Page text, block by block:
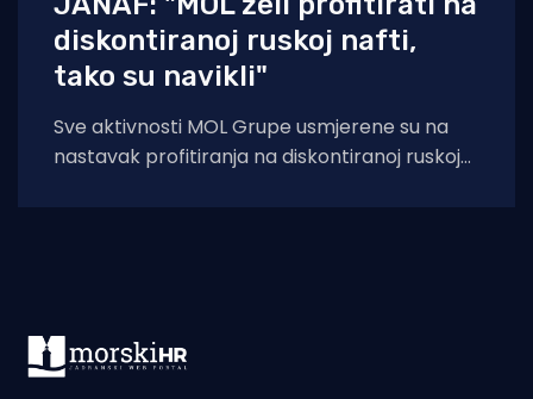
diskontiranoj ruskoj nafti,
tako su navikli"
Sve aktivnosti MOL Grupe usmjerene su na
nastavak profitiranja na diskontiranoj ruskoj